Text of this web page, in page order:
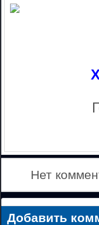
Нет
Добавить